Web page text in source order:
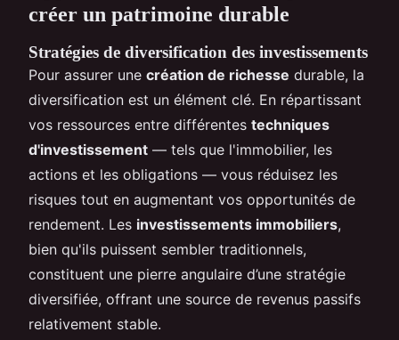
créer un patrimoine durable
Stratégies de diversification des investissements
Pour assurer une création de richesse durable, la
diversification est un élément clé. En répartissant
vos ressources entre différentes techniques
d'investissement — tels que l'immobilier, les
actions et les obligations — vous réduisez les
risques tout en augmentant vos opportunités de
rendement. Les investissements immobiliers,
bien qu'ils puissent sembler traditionnels,
constituent une pierre angulaire d’une stratégie
diversifiée, offrant une source de revenus passifs
relativement stable.